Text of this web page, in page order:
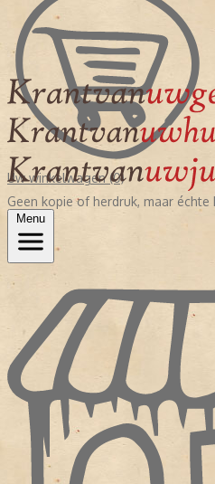
Uw winkelwagen (0)
Geen kopie of herdruk, maar
Menu